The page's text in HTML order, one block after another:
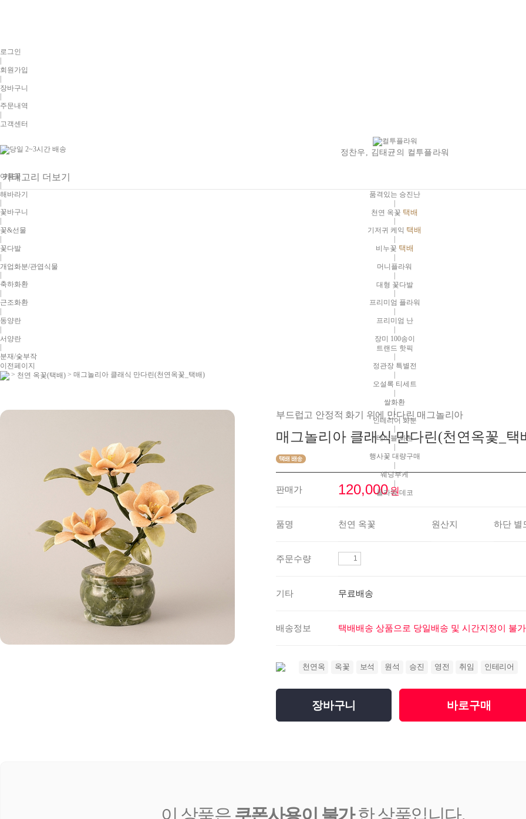
로그인
|
회원가입
|
장바구니
주문내역
고객센터
정찬우, 김태균의 컬투플라워
카테고리 더보기
품격있는 승진난
|
천연 옥꽃 택배
기저귀 케익 택배
비누꽃 택배
|
머니플라워
|
대형 꽃다발
프리미엄 플라워
프리미엄 난
|
장미 100송이
트랜드 핫픽
정관장 특별전
오설록 티세트
|
쌀화환
|
인테리어 화분
테이블 화분
행사꽃 대량구매
|
웨딩부케
|
플라워 데코
여름꽃
|
해바라기
꽃바구니
꽃&선물
|
꽃다발
|
개업화분/관엽식물
축하화환
근조화환
|
동양란
|
서양란
분재/숯부작
이전페이지
> 천연 옥꽃(택배) > 매그놀리아 클래식 만다린(천연옥꽃_택배)
부드럽고 안정적 화기 위에 만다린 매그놀리아
매그놀리아 클래식 만다린(천연옥꽃_택
판매가 120,000원
품명 천연 옥꽃 원산지 하단 별
주문수량
기타 무료배송
배송정보 택배배송 상품으로 당일배송 및 시간지정이 불
천연옥 옥꽃 보석 원석 승진 영전 취임 인테리어
장바구니 바로구매
이 상품은 쿠폰사용이 불가한 상품입니다.